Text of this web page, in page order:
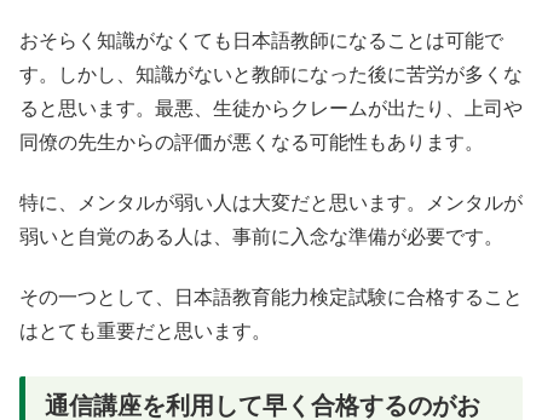
おそらく知識がなくても日本語教師になることは可能で
す。しかし、知識がないと教師になった後に苦労が多くな
ると思います。最悪、生徒からクレームが出たり、上司や
同僚の先生からの評価が悪くなる可能性もあります。
特に、メンタルが弱い人は大変だと思います。メンタルが
弱いと自覚のある人は、事前に入念な準備が必要です。
その一つとして、日本語教育能力検定試験に合格すること
はとても重要だと思います。
通信講座を利用して早く合格するのがお